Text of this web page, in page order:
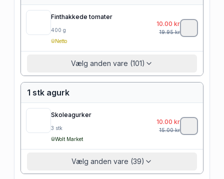
Finthakkede tomater
400 g
Netto
10.00 kr
19.95kr
Vælg anden vare (101)
1 stk agurk
Skoleagurker
3 stk
Wolt Market
10.00 kr
15.00kr
Vælg anden vare (39)